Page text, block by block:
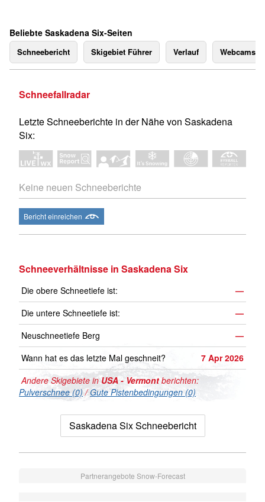
Beliebte Saskadena Six-Seiten
Schneebericht Skigebiet Führer Verlauf Webcams
Schneefallradar
Letzte Schneeberichte in der Nähe von Saskadena
Six:
Keine neuen Schneeberichte
Bericht einreichen
Schneeverhältnisse in Saskadena Six
Die obere Schneetiefe ist:
—
Die untere Schneetiefe ist:
—
Neuschneetiefe Berg
—
Wann hat es das letzte Mal geschneit?
7 Apr 2026
Andere Skigebiete inUSA - Vermont berichten:
Pulverschnee (0)/Gute Pistenbedingungen (0)
Saskadena Six Schneebericht
Partnerangebote Snow-Forecast